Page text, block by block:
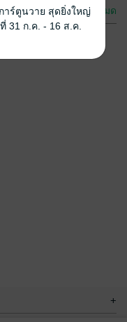
ดูทั้งหมด
+
าร์ตูนวาย สุดยิ่งใหญ่
31 ก.ค. - 16 ส.ค.